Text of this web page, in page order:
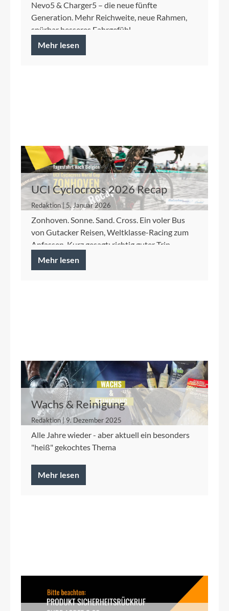
Nevo5 & Charger5 – die neue fünfte
Generation. Mehr Reichweite, neue Rahmen,
spürbar besseres Fahrgefühl.
Mehr lesen
UCI Cyclocross 2026 Recap
Redaktion | 5. Januar 2026
Zonhoven. Sonne. Sand. Cross. Ein voler Bus
von Gutacker Reisen, Weltklasse-Racing zum
Anfassen. Kurz gesagt: richtig guter Trip.
Mehr lesen
Wachs & Reinigung
Redaktion | 9. Dezember 2025
Alle Jahre wieder - aber aktuell ein besonders
"heiß" gekochtes Thema
Mehr lesen